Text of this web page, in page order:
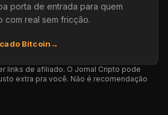
porta de entrada para quem
com real sem fricção.
Bitcoin→
links de afiliado. O Jornal Cripto pode
extra pra você. Não é recomendação